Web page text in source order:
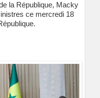
la République, Macky
ce mercredi 18